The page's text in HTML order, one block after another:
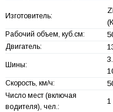
Изготовитель:
Рабочий объем, куб.см:
Двигатель:
Шины:
Скорость, км/ч:
Число мест (включая
водителя), чел.:
1